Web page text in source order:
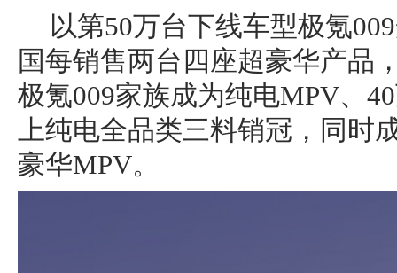
以第50万台下线车型极氪
国每销售两台四座超豪华产品
极氪009家族成为纯电MPV、
上纯电全品类三料销冠，同时
豪华MPV。